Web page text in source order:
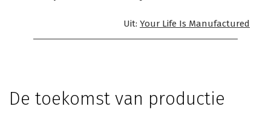
Uit: Your Life Is Manufactured
De toekomst van productie